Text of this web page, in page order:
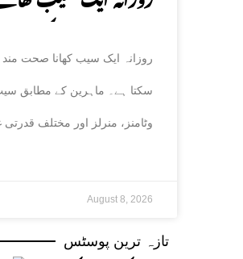
نے بتا دیے
روزانہ ایک سیب کھانا صحت
سکتا ہے۔ ماہرین کے مطابق
وٹامنز، منرلز اور مختلف قدرتی
August 8, 2026
تازہ ترین پوسٹس